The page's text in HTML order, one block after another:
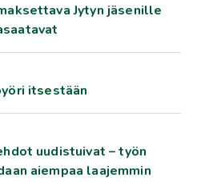
Jytyn jäsenille
itsestään
uudistuivat – työn
aiempaa laajemmin